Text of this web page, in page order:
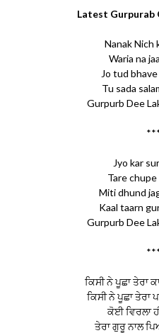
Latest Gurpurab
Nanak Nich
Waria na
Jo tud bhave
Tu sada
Gurpurb Dee
Jyo kar
Tare
Miti dhund
Kaal taarn
Gurpurb Dee
ਕਿਸੀ ਨੇ ਪੂਛਾ ਤੇਰਾ
ਕਿਸੀ ਨੇ ਪੂਛਾ ਤੇਰਾ
ਕੋਈ ਵਿਰਲਾ
ਤੇਰਾ ਗੁਰੂ ਨਾਲ